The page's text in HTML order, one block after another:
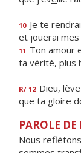
10 Je te
et jouerai mes
11 Ton amour
ta vérité, plus
R/ 12 Dieu,
que ta gloire
PAROLE
Nous